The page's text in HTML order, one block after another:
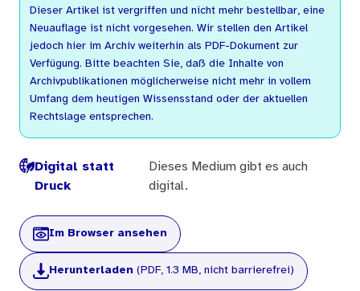
Dieser Artikel ist vergriffen und nicht mehr bestellbar, eine
Neuauflage ist nicht vorgesehen. Wir stellen den Artikel
jedoch hier im Archiv weiterhin als PDF-Dokument zur
Verfügung. Bitte beachten Sie, daß die Inhalte von
Archivpublikationen möglicherweise nicht mehr in vollem
Umfang dem heutigen Wissensstand oder der aktuellen
Rechtslage entsprechen.
Digital statt
Druck
Dieses Medium gibt es auch
digital.
Im Browser ansehen
Herunterladen (PDF, 1.3 MB, nicht barrierefrei)